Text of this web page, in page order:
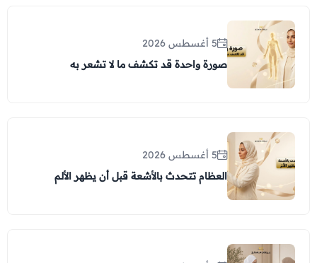
5 أغسطس 2026
صورة واحدة قد تكشف ما لا تشعر به
5 أغسطس 2026
العظام تتحدث بالأشعة قبل أن يظهر الألم